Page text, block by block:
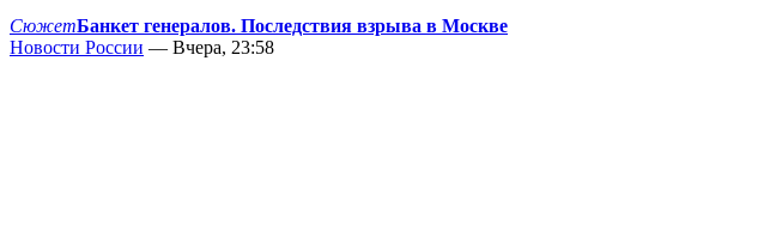
СюжетБанкет генералов. Последствия взрыва в Москве
Новости России — Вчера, 23:58